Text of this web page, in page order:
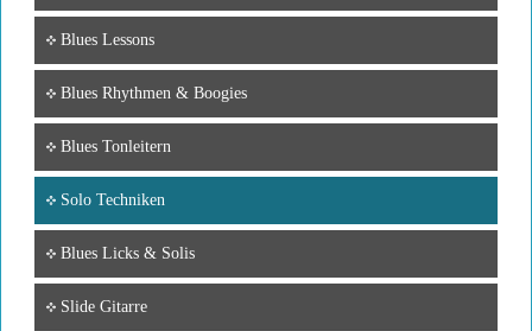
Blues Lessons
Blues Rhythmen & Boogies
Blues Tonleitern
Solo Techniken
Blues Licks & Solis
Slide Gitarre